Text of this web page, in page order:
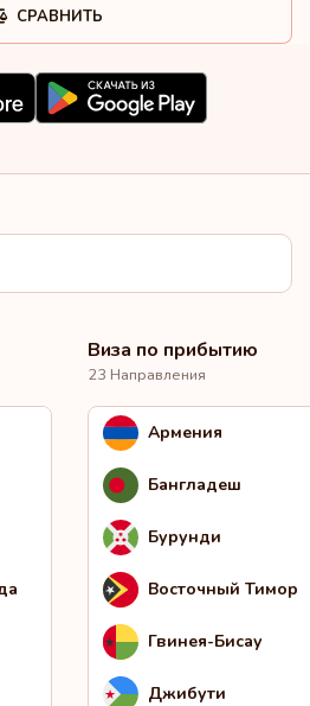
СРАВНИТЬ
Виза по прибытию
23 Направления
Армения
Бангладеш
Бурунди
Восточный Тимор
Гвинея-Бисау
Джибути